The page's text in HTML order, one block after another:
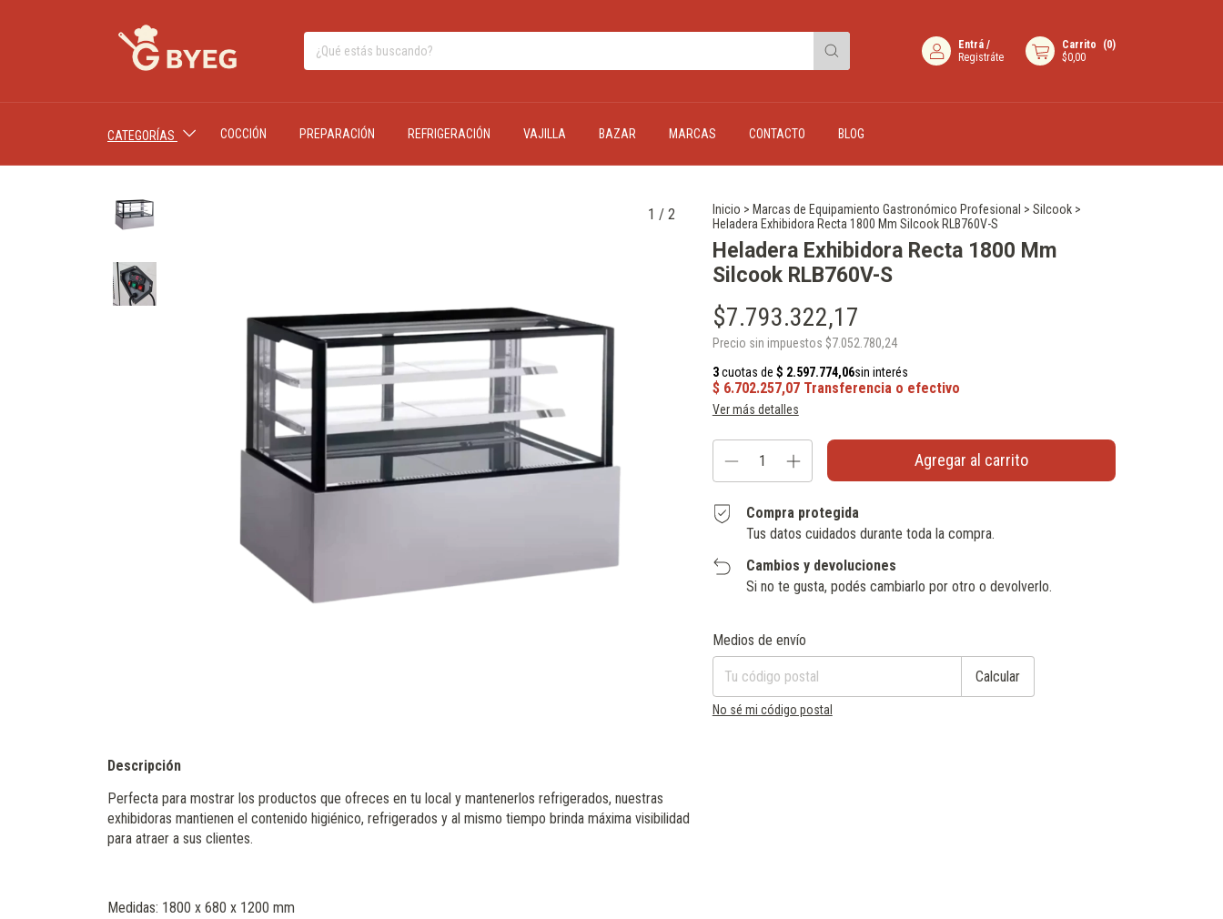
Entrá /
Registráte
Carrito (0)
$0,00
CATEGORÍAS COCCIÓN PREPARACIÓN REFRIGERACIÓN VAJILLA BAZAR MARCAS CONTACTO BLOG
1 / 2 Inicio > Marcas de Equipamiento Gastronómico Profesional > Silcook >
Heladera Exhibidora Recta 1800 Mm Silcook RLB760V-S
Heladera Exhibidora Recta 1800 Mm
Silcook RLB760V-S
$7.793.322,17
Precio sin impuestos $7.052.780,24
Ver más detalles
Compra protegida
Tus datos cuidados durante toda la compra.
Cambios y devoluciones
Si no te gusta, podés cambiarlo por otro o devolverlo.
Entregas para el CP:
Medios de envío
Calcular
No sé mi código postal
Descripción
Perfecta para mostrar los productos que ofreces en tu local y mantenerlos refrigerados, nuestras
exhibidoras mantienen el contenido higiénico, refrigerados y al mismo tiempo brinda máxima visibilidad
para atraer a sus clientes.
Medidas: 1800 x 680 x 1200 mm